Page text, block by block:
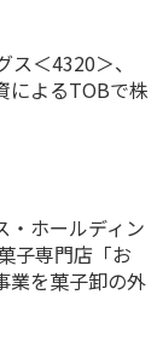
ス＜4320＞、
によるTOBで株
・ホールディン
子専門店「お
業を菓子卸の外